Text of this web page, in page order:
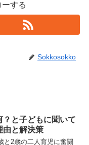
する
Sokkosokko
？と子どもに聞いて
由と解決策
と2歳の二人育児に奮闘